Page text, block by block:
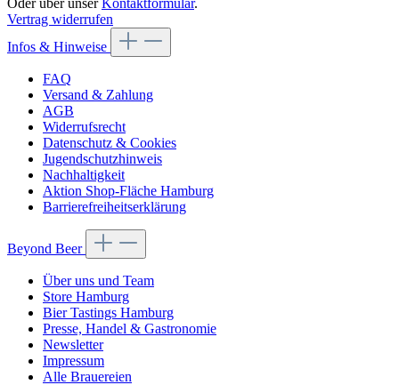
Oder über unser Kontaktformular.
Vertrag widerrufen
Infos & Hinweise
FAQ
Versand & Zahlung
AGB
Widerrufsrecht
Datenschutz & Cookies
Jugendschutzhinweis
Nachhaltigkeit
Aktion Shop-Fläche Hamburg
Barrierefreiheitserklärung
Beyond Beer
Über uns und Team
Store Hamburg
Bier Tastings Hamburg
Presse, Handel & Gastronomie
Newsletter
Impressum
Alle Brauereien